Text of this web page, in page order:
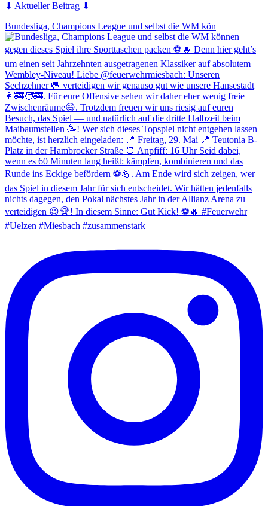
⬇ Aktueller Beitrag ⬇
Bundesliga, Champions League und selbst die WM kön